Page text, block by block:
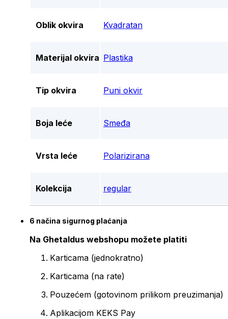
Oblik okvira Kvadratan
Materijal okvira Plastika
Tip okvira Puni okvir
Boja leće Smeđa
Vrsta leće Polarizirana
Kolekcija regular
6 načina sigurnog plaćanja
Na Ghetaldus webshopu možete platiti
Karticama (jednokratno)
Karticama (na rate)
Pouzećem (gotovinom prilikom preuzimanja)
Aplikacijom KEKS Pay